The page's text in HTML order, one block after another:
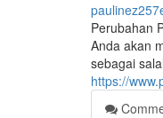
Perubahan
Anda akan
sebagai
https://